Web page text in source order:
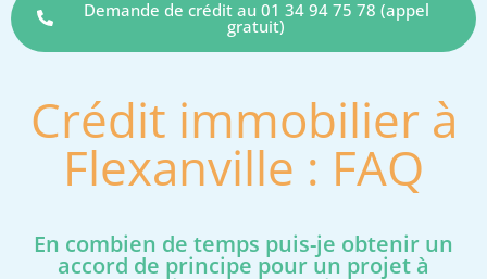
Demande de crédit au 01 34 94 75 78 (appel
gratuit)
Crédit immobilier à
Flexanville : FAQ
En combien de temps puis-je obtenir un
accord de principe pour un projet à